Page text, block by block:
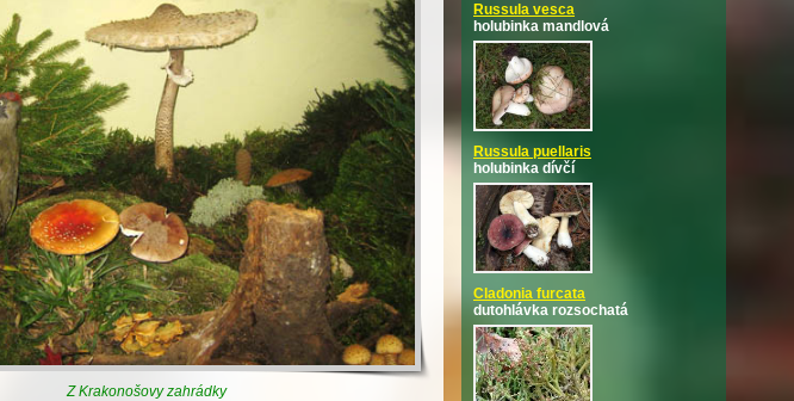
Z Krakonošovy zahrádky
Russula vesca
holubinka mandlová
Russula puellaris
holubinka dívčí
Cladonia furcata
dutohlávka rozsochatá